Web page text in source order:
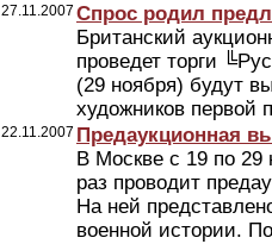
27.11.2007 Спрос родил
Британский
проведет торги
(29 ноября) будут
художников первой
22.11.2007 Предаукционная
В Москве с 19 по
раз проводит
На ней
военной истории.